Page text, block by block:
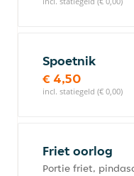
Spoetnik
€ 4,50
incl. statiegeld (€ 0,00)
Friet oorlog
Portie friet,